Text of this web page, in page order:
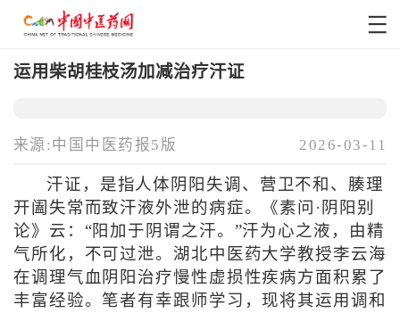
运用柴胡桂枝汤加减治疗汗证
来源:中国中医药报5版 2026-03-11
汗证，是指人体阴阳失调、营卫不和、腠理
开阖失常而致汗液外泄的病症。《素问·阴阳别
论》云：“阳加于阴谓之汗。”汗为心之液，由精
气所化，不可过泄。湖北中医药大学教授李云海
在调理气血阴阳治疗慢性虚损性疾病方面积累了
丰富经验。笔者有幸跟师学习，现将其运用调和